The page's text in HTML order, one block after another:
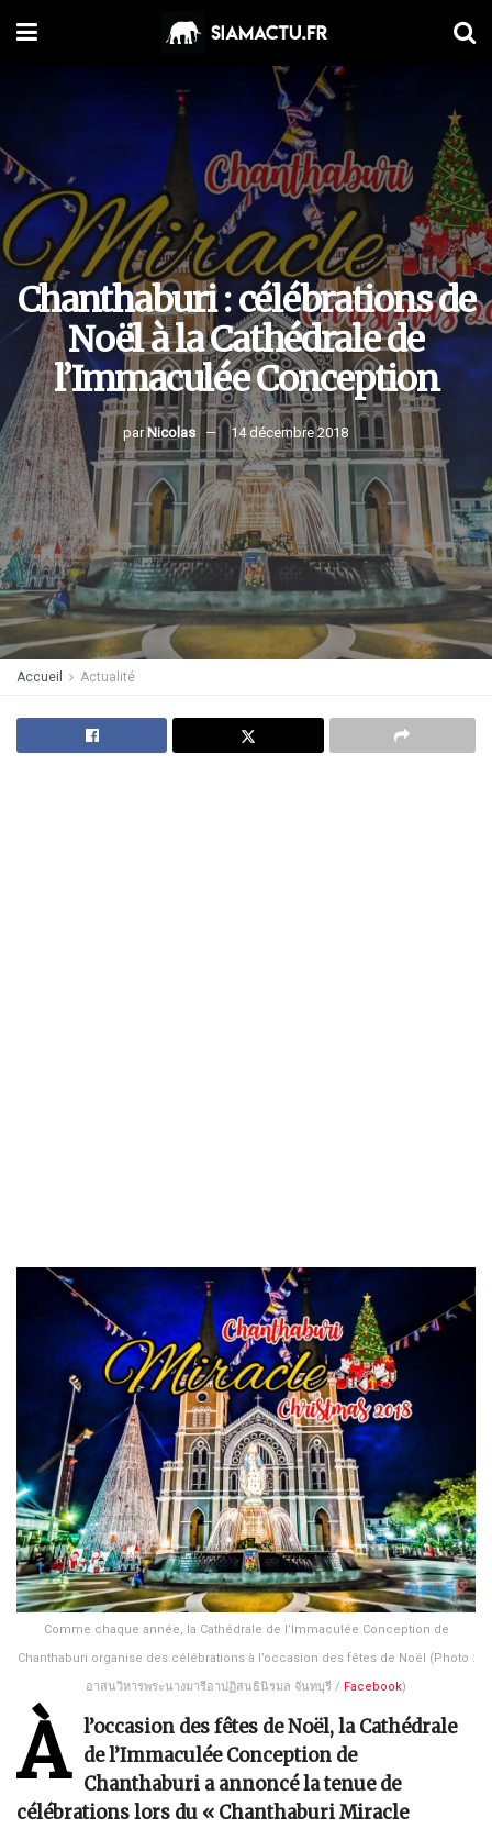
Chanthaburi : célébrations de
Noël à la Cathédrale de
l’Immaculée Conception
par Nicolas 14 décembre 2018
Accueil Actualité
Comme chaque année, la Cathédrale de l’Immaculée Conception de
Chanthaburi organise des célébrations à l’occasion des fêtes de Noël (Photo :
อาสนวิหารพระนางมารีอาปฏิสนธินิรมล จันทบุรี / Facebook)
À
l’occasion des fêtes de Noël, la Cathédrale
de l’Immaculée Conception de
Chanthaburi a annoncé la tenue de
célébrations lors du « Chanthaburi Miracle